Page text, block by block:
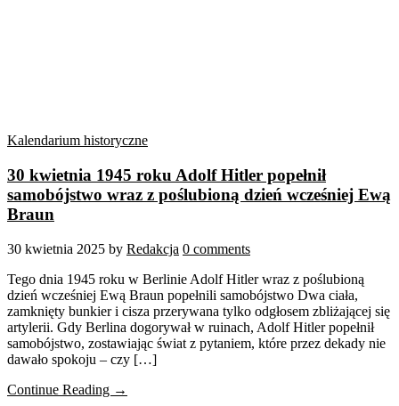
Kalendarium historyczne
30 kwietnia 1945 roku Adolf Hitler popełnił
samobójstwo wraz z poślubioną dzień wcześniej Ewą
Braun
30 kwietnia 2025 by Redakcja 0 comments
Tego dnia 1945 roku w Berlinie Adolf Hitler wraz z poślubioną
dzień wcześniej Ewą Braun popełnili samobójstwo Dwa ciała,
zamknięty bunkier i cisza przerywana tylko odgłosem zbliżającej się
artylerii. Gdy Berlina dogorywał w ruinach, Adolf Hitler popełnił
samobójstwo, zostawiając świat z pytaniem, które przez dekady nie
dawało spokoju – czy […]
Continue Reading →